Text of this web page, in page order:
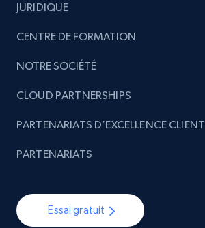
JURIDIQUE
CENTRE DE FORMATION
NOTRE SOCIÉTÉ
Essai gratuit
CLOUD PARTNERSHIPS
PARTENARIATS D’EXCELLENCE CLIENT
PARTENARIATS